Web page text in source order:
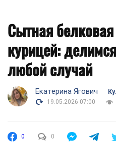
Сытная
курицей:
любой случай
Екатерина Ягович
19.05.2026 07:00
0 0